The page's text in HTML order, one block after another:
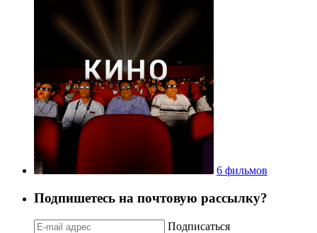
6 фильмов
Подпишетесь на почтовую рассылку?
Подписаться